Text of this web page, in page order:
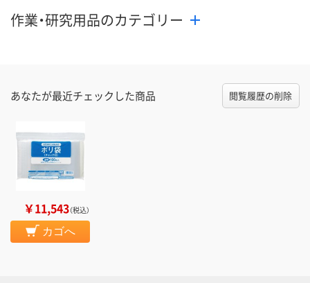
作業・研究用品のカテゴリー
あなたが最近チェックした商品 閲覧履歴の削除
￥11,543（税込）
カゴへ